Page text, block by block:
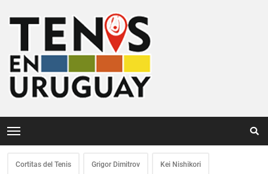
Cortitas del Tenis Grigor Dimitrov Kei Nishikori